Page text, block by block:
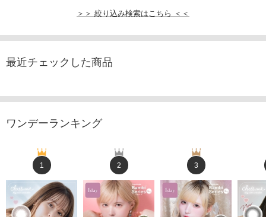
＞＞ 絞り込み検索はこちら ＜＜
最近チェックした商品
ワンデーランキング
1 2 3